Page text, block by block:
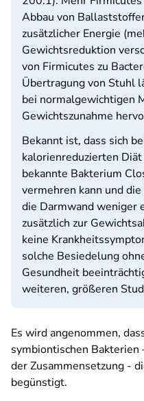
Abbau von
zusätzlicher Energie
Gewichtsreduktion
von Firmicutes zu
Übertragung von Stuhl
bei normalgewichtigen
Gewichtszunahme
Bekannt ist, dass sich
kalorienreduzierten
bekannte Bakterium
vermehren kann und
die Darmwand weniger
zusätzlich zur
keine
solche Besiedelung
Gesundheit
weiteren, größeren
Es wird angenommen,
symbiontischen Bakterien
der Zusammensetzung -
begünstigt.